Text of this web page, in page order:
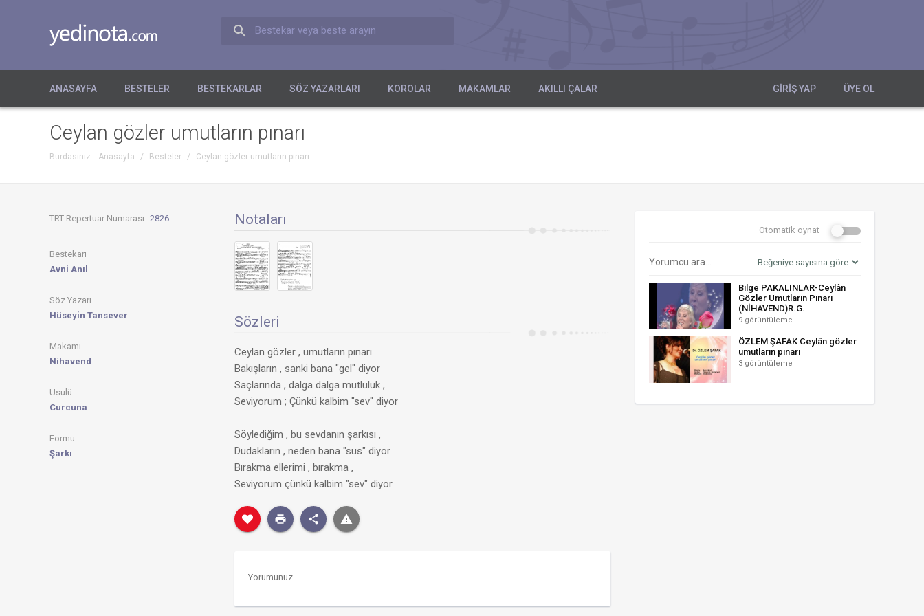
Bestekar veya beste arayın
ANASAYFA BESTELER BESTEKARLAR SÖZ YAZARLARI KOROLAR MAKAMLAR AKILLI ÇALAR GIRIŞ YAP ÜYE OL
Ceylan gözler umutların pınarı
Burdasınız: Anasayfa / Besteler / Ceylan gözler umutların pınarı
TRT Repertuar Numarası: 2826
Bestekarı
Avni Anıl
Söz Yazarı
Hüseyin Tansever
Makamı
Nihavend
Usulü
Curcuna
Formu
Şarkı
Notaları
Sözleri
Ceylan gözler , umutların pınarı
Bakışların , sanki bana "gel" diyor
Saçlarında , dalga dalga mutluluk ,
Seviyorum ; Çünkü kalbim "sev" diyor
Söylediğim , bu sevdanın şarkısı ,
Dudakların , neden bana "sus" diyor
Bırakma ellerimi , bırakma ,
Seviyorum çünkü kalbim "sev" diyor
Otomatik oynat
Bilge PAKALINLAR-Ceylân
Gözler Umutların Pınarı
(NİHAVEND)R.G.
9 görüntüleme
ÖZLEM ŞAFAK Ceylân gözler
umutların pınarı
3 görüntüleme